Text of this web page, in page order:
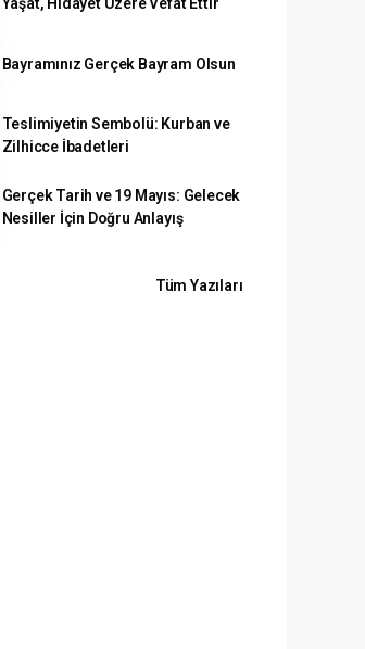
Bayramınız Gerçek Bayram Olsun
Teslimiyetin Sembolü: Kurban ve
Zilhicce İbadetleri
Gerçek Tarih ve 19 Mayıs: Gelecek
Nesiller İçin Doğru Anlayış
Tüm Yazıları